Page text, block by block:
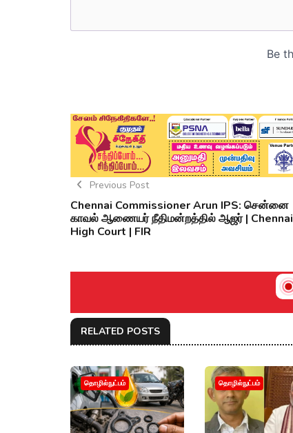
Previous Post
Chennai Commissioner Arun IPS: சென்னை
காவல் ஆணையர் நீதிமன்றத்தில் ஆஜர் | Chennai
High Court | FIR
RELATED POSTS
தொழில்நுட்பம் தொழில்நுட்பம்